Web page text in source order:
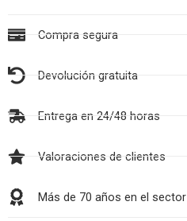
Compra segura
Devolución gratuita
Entrega en 24/48 horas
Valoraciones de clientes
Más de 70 años en el sector